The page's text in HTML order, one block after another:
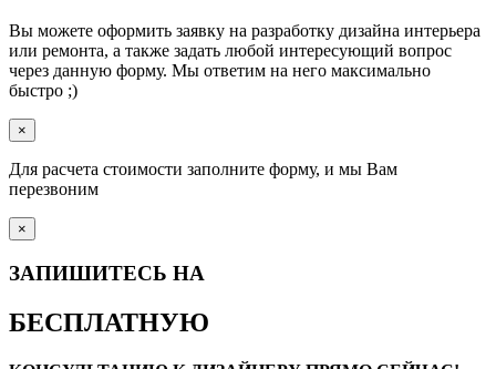
Вы можете оформить заявку на разработку дизайна интерьера
или ремонта, а также задать любой интересующий вопрос
через данную форму. Мы ответим на него максимально
быстро ;)
×
Для расчета стоимости заполните форму, и мы Вам
перезвоним
×
ЗАПИШИТЕСЬ НА
БЕСПЛАТНУЮ